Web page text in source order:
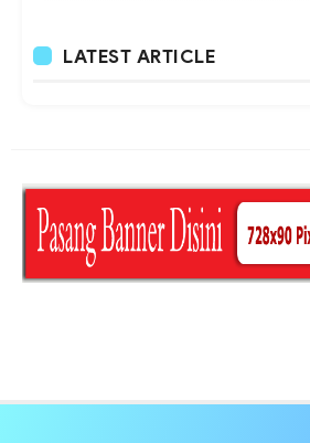
LATEST ARTICLE